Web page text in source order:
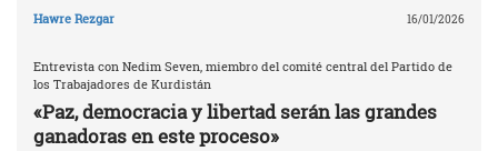
Hawre Rezgar 16/01/2026
Entrevista con Nedim Seven, miembro del comité central del Partido de
los Trabajadores de Kurdistán
«Paz, democracia y libertad serán las grandes
ganadoras en este proceso»